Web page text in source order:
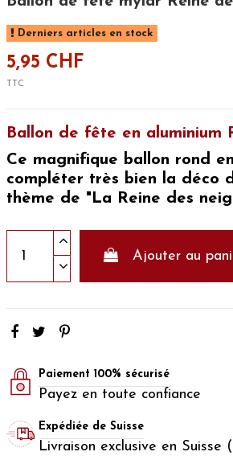
Derniers articles en stock
5,95 CHF
TTC
Ballon de fête en aluminium
Ce magnifique ballon rond
compléter très bien la déco
thème de "La Reine des
Ajouter au
Paiement 100% sécurisé
Payez en toute confiance
Expédiée de Suisse
Livraison exclusive en Suisse